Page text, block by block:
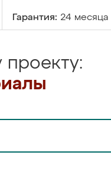
Гарантия: 24 месяца
проекту: